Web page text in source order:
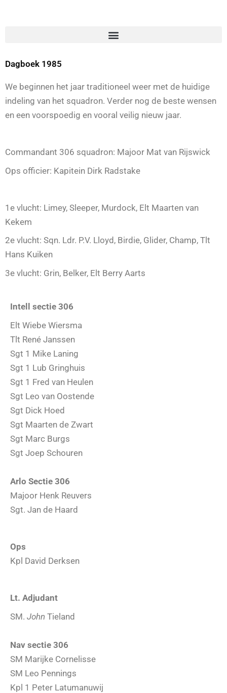
Dagboek 1985
We beginnen het jaar traditioneel weer met de huidige
indeling van het squadron. Verder nog de beste wensen
en een voorspoedig en vooral veilig nieuw jaar.
Commandant 306 squadron: Majoor Mat van Rijswick
Ops officier: Kapitein Dirk Radstake
1e vlucht: Limey, Sleeper, Murdock, Elt Maarten van
Kekem
2e vlucht: Sqn. Ldr. P.V. Lloyd, Birdie, Glider, Champ, Tlt
Hans Kuiken
3e vlucht: Grin, Belker, Elt Berry Aarts
Intell sectie 306
Elt Wiebe Wiersma
Tlt René Janssen
Sgt 1 Mike Laning
Sgt 1 Lub Gringhuis
Sgt 1 Fred van Heulen
Sgt Leo van Oostende
Sgt Dick Hoed
Sgt Maarten de Zwart
Sgt Marc Burgs
Sgt Joep Schouren
Arlo Sectie 306
Majoor Henk Reuvers
Sgt. Jan de Haard
Ops
Kpl David Derksen
Lt. Adjudant
SM. John Tieland
Nav sectie 306
SM Marijke Cornelisse
SM Leo Pennings
Kpl 1 Peter Latumanuwij